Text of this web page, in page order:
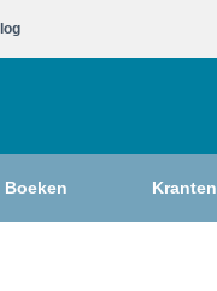
Boeken Kranten